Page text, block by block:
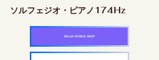
ソルフェジオ・ピアノ174Hz
RELAX WORLD SHOP